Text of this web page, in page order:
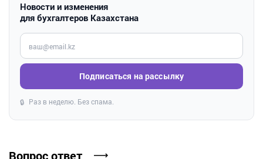
Новости и изменения
для бухгалтеров Казахстана
Введите ваш e-mail
Подписаться на рассылку
🔒 Раз в неделю. Без спама.
Вопрос ответ